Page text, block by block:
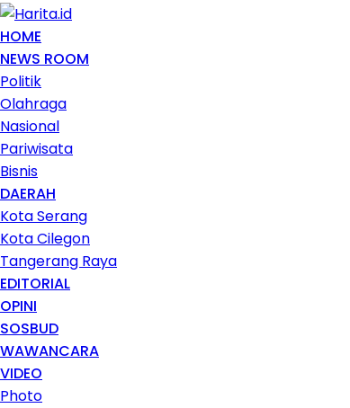
HOME
NEWS ROOM
Politik
Olahraga
Nasional
Pariwisata
Bisnis
DAERAH
Kota Serang
Kota Cilegon
Tangerang Raya
EDITORIAL
OPINI
SOSBUD
WAWANCARA
VIDEO
Photo